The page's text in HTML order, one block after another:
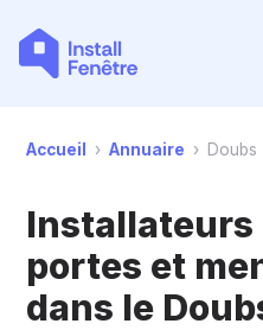
Accueil › Annuaire › Doubs
Installateurs
portes et
dans le